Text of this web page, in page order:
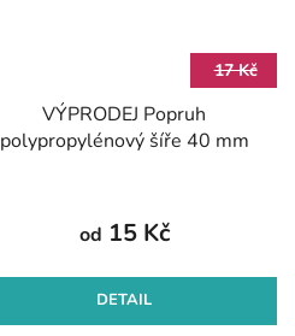
17 Kč
VÝPRODEJ Popruh
polypropylénový šíře 40 mm
od 15 Kč
DETAIL